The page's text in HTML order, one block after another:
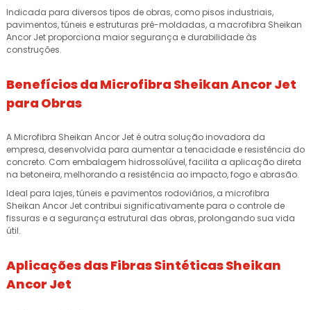
Indicada para diversos tipos de obras, como pisos industriais,
pavimentos, túneis e estruturas pré-moldadas, a macrofibra Sheikan
Ancor Jet proporciona maior segurança e durabilidade às
construções.
Benefícios da Microfibra Sheikan Ancor Jet
para Obras
A Microfibra Sheikan Ancor Jet é outra solução inovadora da
empresa, desenvolvida para aumentar a tenacidade e resistência do
concreto. Com embalagem hidrossolúvel, facilita a aplicação direta
na betoneira, melhorando a resistência ao impacto, fogo e abrasão.
Ideal para lajes, túneis e pavimentos rodoviários, a microfibra
Sheikan Ancor Jet contribui significativamente para o controle de
fissuras e a segurança estrutural das obras, prolongando sua vida
útil.
Aplicações das Fibras Sintéticas Sheikan
Ancor Jet